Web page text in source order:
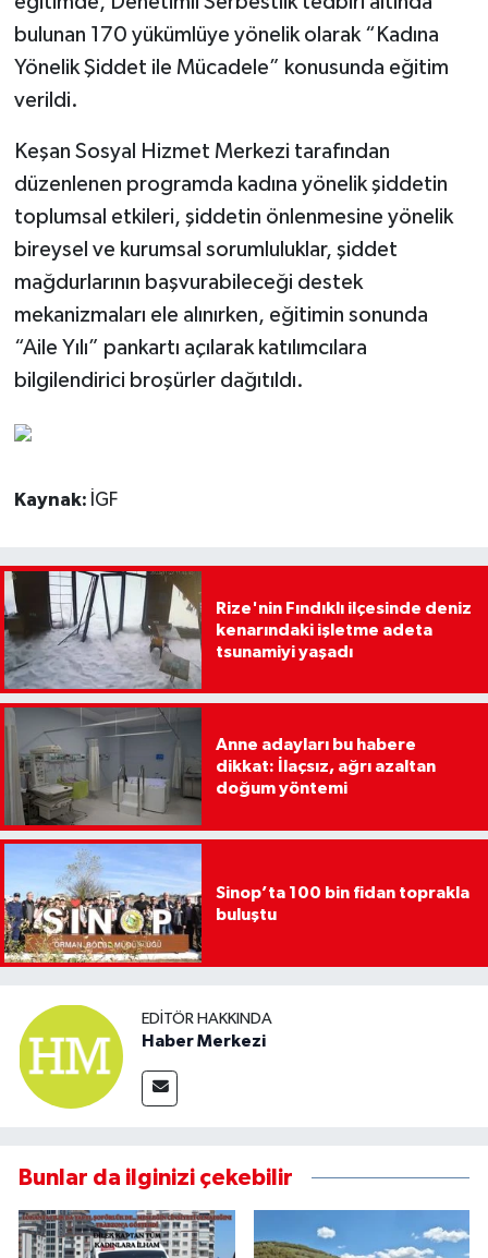
bulunan 170 yükümlüye yönelik olarak “Kadına
Yönelik Şiddet ile Mücadele” konusunda eğitim
verildi.
Keşan Sosyal Hizmet Merkezi tarafından
düzenlenen programda kadına yönelik şiddetin
toplumsal etkileri, şiddetin önlenmesine yönelik
bireysel ve kurumsal sorumluluklar, şiddet
mağdurlarının başvurabileceği destek
mekanizmaları ele alınırken, eğitimin sonunda
“Aile Yılı” pankartı açılarak katılımcılara
bilgilendirici broşürler dağıtıldı.
Kaynak: İGF
Rize'nin Fındıklı ilçesinde deniz
kenarındaki işletme adeta
tsunamiyi yaşadı
Anne adayları bu habere
dikkat: İlaçsız, ağrı azaltan
doğum yöntemi
Sinop’ta 100 bin fidan toprakla
buluştu
EDITÖR HAKKINDA
Haber Merkezi
Bunlar da ilginizi çekebilir